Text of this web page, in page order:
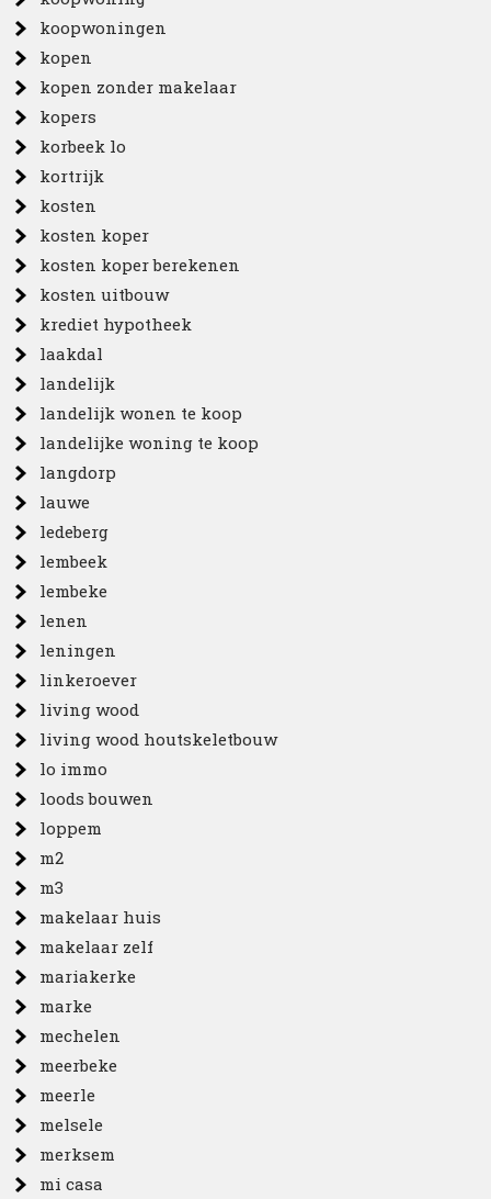
koopwoningen
kopen
kopen zonder makelaar
kopers
korbeek lo
kortrijk
kosten
kosten koper
kosten koper berekenen
kosten uitbouw
krediet hypotheek
laakdal
landelijk
landelijk wonen te koop
landelijke woning te koop
langdorp
lauwe
ledeberg
lembeek
lembeke
lenen
leningen
linkeroever
living wood
living wood houtskeletbouw
lo immo
loods bouwen
loppem
m2
m3
makelaar huis
makelaar zelf
mariakerke
marke
mechelen
meerbeke
meerle
melsele
merksem
mi casa